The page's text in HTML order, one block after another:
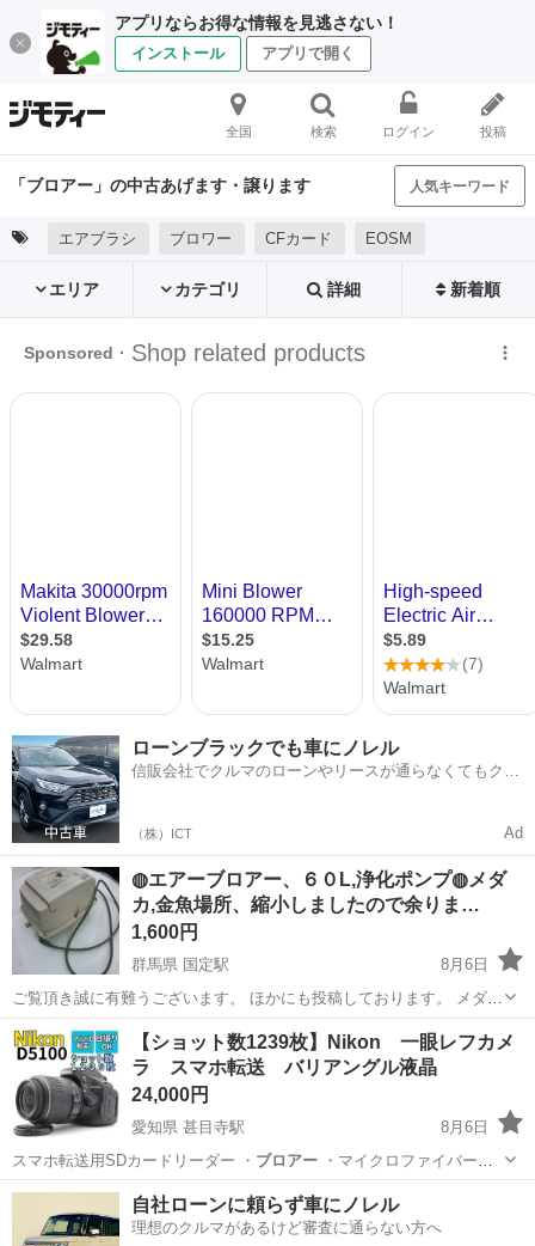
アプリならお得な情報を見逃さない！
インストール アプリで開く
全国 検索 ログイン 投稿
「ブロアー」の中古あげます・譲ります 人気キーワード
エアブラシ ブロワー CFカード EOSM
エリア カテゴリ 詳細 新着順
ローンブラックでも車にノレル
信販会社でクルマのローンやリースが通らなくてもクル
（株）ICT Ad
◍エアーブロアー、６０L,浄化ポンプ◍メダ
カ,金魚場所、縮小しましたので余りま…
1,600円
群馬県 国定駅
8月6日
ご覧頂き誠に有難うございます。 ほかにも投稿しております。 メダカ
等場所、縮小しました。 ★画像２の分枝は付きません。 中古です、
NC.NRでお願い致します。 ★お問合せ前にプロフィールをお読み...
群馬 伊勢崎市 国定駅 その他 メダカ
【ショット数1239枚】Nikon 一眼レフカメ
ラ スマホ転送 バリアングル液晶
24,000円
愛知県 甚目寺駅
8月6日
スマホ転送用SDカードリーダー ・ ブロアー・マイクロファイバーク
ロス …
愛知 あま市 甚目寺駅 カメラ
自社ローンに頼らず車にノレル
理想のクルマがあるけど審査に通らない方へ